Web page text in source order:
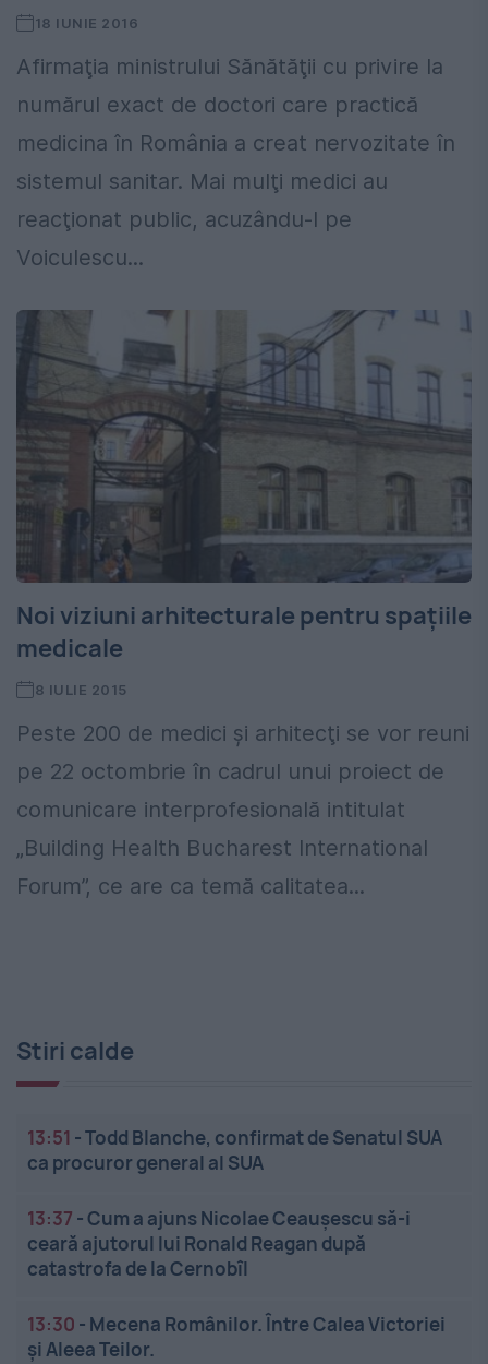
18 IUNIE 2016
Afirmaţia ministrului Sănătăţii cu privire la
numărul exact de doctori care practică
medicina în România a creat nervozitate în
sistemul sanitar. Mai mulţi medici au
reacţionat public, acuzându-l pe
Voiculescu...
Noi viziuni arhitecturale pentru spaţiile
medicale
8 IULIE 2015
Peste 200 de medici şi arhitecţi se vor reuni
pe 22 octombrie în cadrul unui proiect de
comunicare interprofesională intitulat
„Building Health Bucharest International
Forum”, ce are ca temă calitatea...
Stiri calde
13:51 -Todd Blanche, confirmat de Senatul SUA
ca procuror general al SUA
13:37 -Cum a ajuns Nicolae Ceaușescu să-i
ceară ajutorul lui Ronald Reagan după
catastrofa de la Cernobîl
13:30 - Mecena Românilor. Între Calea Victoriei
și Aleea Teilor.